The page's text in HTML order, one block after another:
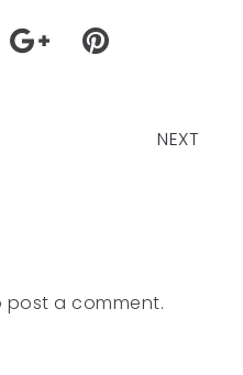
NEXT
post a comment.